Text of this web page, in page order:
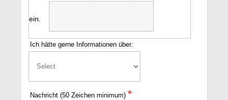
ein.
Ich hätte gerne Informationen über:
Nachricht (50 Zeichen minimum) *